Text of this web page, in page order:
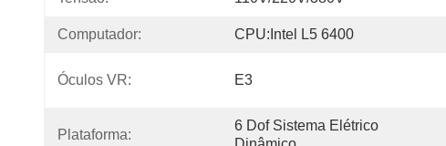
Computador: CPU:Intel L5 6400
Óculos VR: E3
Plataforma:
6 Dof Sistema Elétrico